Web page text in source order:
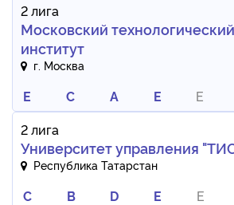
2 лига
Московский технологический
институт
г. Москва
E C A E E
2 лига
Университет управления
Республика Татарстан
C B D E E